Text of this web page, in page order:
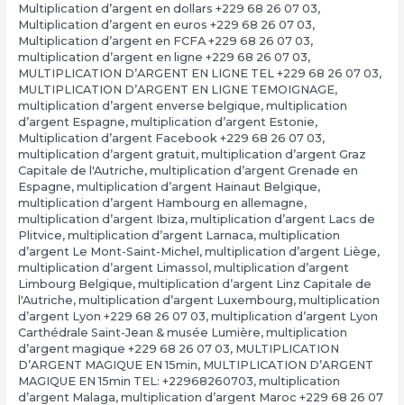
Multiplication d’argent en dollars +229 68 26 07 03,
Multiplication d’argent en euros +229 68 26 07 03,
Multiplication d’argent en FCFA +229 68 26 07 03,
multiplication d’argent en ligne +229 68 26 07 03,
MULTIPLICATION D’ARGENT EN LIGNE TEL +229 68 26 07 03,
MULTIPLICATION D’ARGENT EN LIGNE TEMOIGNAGE,
multiplication d’argent enverse belgique, multiplication
d’argent Espagne, multiplication d’argent Estonie,
Multiplication d’argent Facebook +229 68 26 07 03,
multiplication d’argent gratuit, multiplication d’argent Graz
Capitale de l'Autriche, multiplication d’argent Grenade en
Espagne, multiplication d’argent Hainaut Belgique,
multiplication d’argent Hambourg en allemagne,
multiplication d’argent Ibiza, multiplication d’argent Lacs de
Plitvice, multiplication d’argent Larnaca, multiplication
d’argent Le Mont-Saint-Michel, multiplication d’argent Liège,
multiplication d’argent Limassol, multiplication d’argent
Limbourg Belgique, multiplication d’argent Linz Capitale de
l'Autriche, multiplication d’argent Luxembourg, multiplication
d’argent Lyon +229 68 26 07 03, multiplication d’argent Lyon
Carthédrale Saint-Jean & musée Lumière, multiplication
d’argent magique +229 68 26 07 03, MULTIPLICATION
D’ARGENT MAGIQUE EN 15min, MULTIPLICATION D’ARGENT
MAGIQUE EN 15min TEL: +22968260703, multiplication
d’argent Malaga, multiplication d’argent Maroc +229 68 26 07